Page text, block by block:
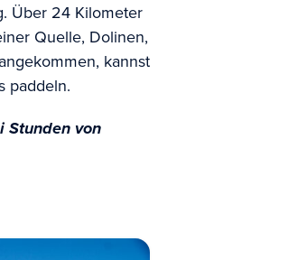
Über 24 Kilometer
Quelle, Dolinen,
kannst
paddeln.
Stunden von